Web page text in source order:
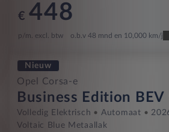
€ 448
p/m. excl. btw o.b.v 48 mnd en 10,000 km/j
Nieuw
Opel Corsa-e
Business Edition
Volledig Elektrisch Automaat
Voltaic Blue Metaallak